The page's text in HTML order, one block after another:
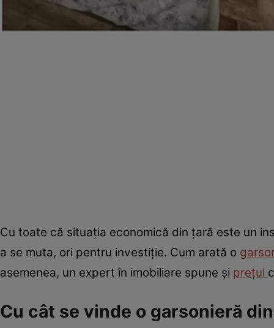
Cu toate că situația economică din țară este un
a se muta, ori pentru investiție. Cum arată o
asemenea, un expert în imobiliare spune și prețul
Cu cât se vinde o garsonieră